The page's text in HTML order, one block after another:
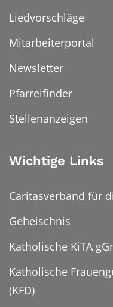
Liedvorschläge
Mitarbeiterportal
Newsletter
Pfarreifinder
Stellenanzeigen
Wichtige Links
Caritasverband für
Geheischnis
Katholische KiTA
Katholische
(KFD)